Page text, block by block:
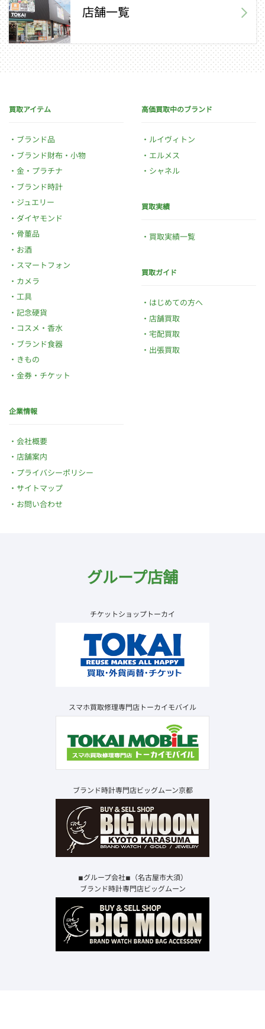
店舗一覧
買取アイテム
ブランド品
ブランド財布・小物
金・プラチナ
ブランド時計
ジュエリー
ダイヤモンド
骨董品
お酒
スマートフォン
カメラ
工具
記念硬貨
コスメ・香水
ブランド食器
きもの
金券・チケット
高価買取中のブランド
ルイヴィトン
エルメス
シャネル
買取実績
買取実績一覧
買取ガイド
はじめての方へ
店舗買取
宅配買取
出張買取
企業情報
会社概要
店舗案内
プライバシーポリシー
サイトマップ
お問い合わせ
グループ店舗
チケットショップトーカイ
スマホ買取修理専門店トーカイモバイル
ブランド時計専門店ビッグムーン京都
◾︎グループ会社◾︎（名古屋市大須）
ブランド時計専門店ビッグムーン